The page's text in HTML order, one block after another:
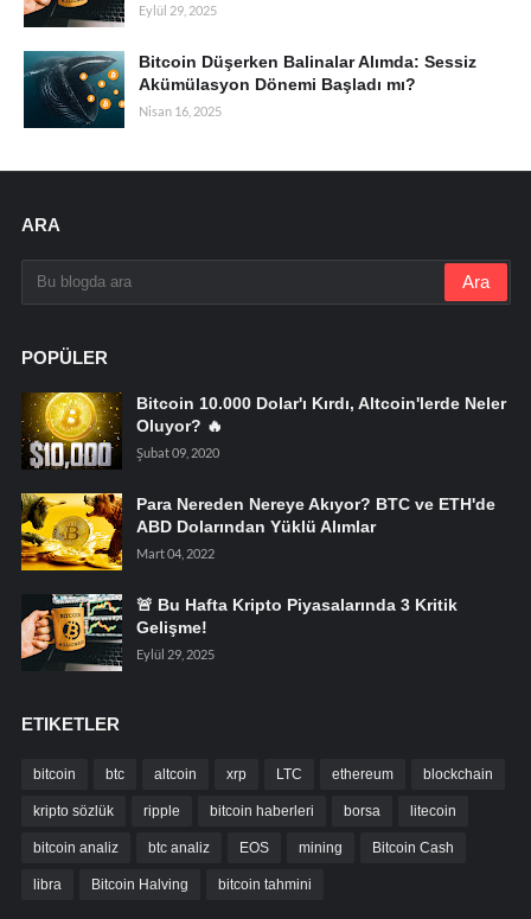
Eylül 29, 2025
Bitcoin Düşerken Balinalar Alımda: Sessiz
Akümülasyon Dönemi Başladı mı?
Nisan 16, 2025
ARA
POPÜLER
Bitcoin 10.000 Dolar'ı Kırdı, Altcoin'lerde Neler
Oluyor? 🔥
Şubat 09, 2020
Para Nereden Nereye Akıyor? BTC ve ETH'de
ABD Dolarından Yüklü Alımlar
Mart 04, 2022
🚨 Bu Hafta Kripto Piyasalarında 3 Kritik
Gelişme!
Eylül 29, 2025
ETIKETLER
bitcoin btc altcoin xrp LTC ethereum blockchain
kripto sözlük ripple bitcoin haberleri borsa litecoin
bitcoin analiz btc analiz EOS mining Bitcoin Cash
libra Bitcoin Halving bitcoin tahmini